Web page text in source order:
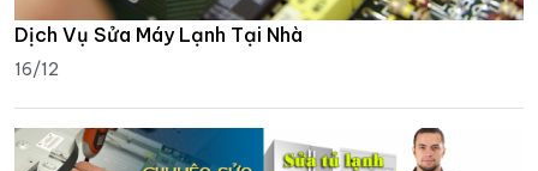
Dịch Vụ Sửa Máy Lạnh Tại Nhà
16/12